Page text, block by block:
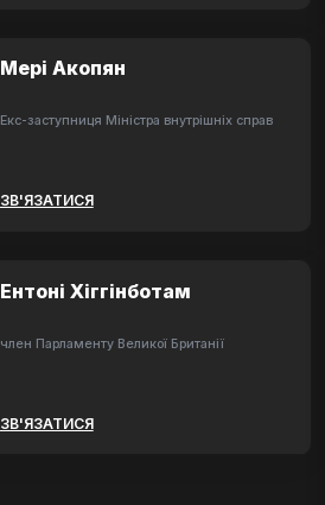
Мері Акопян
Екс-заступниця Міністра внутрішніх справ
ЗВ'ЯЗАТИСЯ
Ентоні Хіггінботам
член Парламенту Великої Британії
ЗВ'ЯЗАТИСЯ